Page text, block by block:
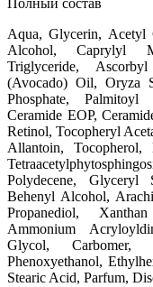
Полный состав
Aqua, Glycerin, Acetyl
Alcohol, Caprylyl
Triglyceride,
(Avocado) Oil, Oryza
Phosphate, Palmitoyl
Ceramide EOP,
Retinol, Tocopheryl
Allantoin, Tocopherol,
Polydecene, Glyceryl
Behenyl Alcohol,
Propanediol,
Ammonium
Glycol, Carbomer,
Phenoxyethanol,
Stearic Acid, Parfum,